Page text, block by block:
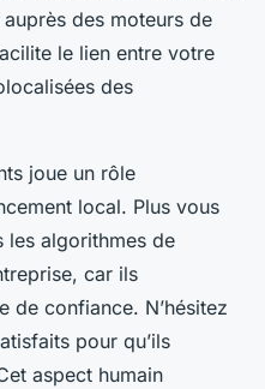
des moteurs de
le lien entre votre
des
joue un rôle
local. Plus vous
les algorithmes de
car ils
de confiance. N’hésitez
pour qu’ils
aspect humain